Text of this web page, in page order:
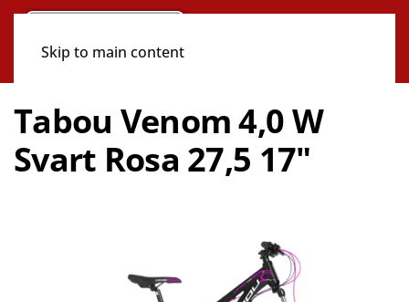
Skip to main content
Tabou Venom 4,0 W
Svart Rosa 27,5 17"